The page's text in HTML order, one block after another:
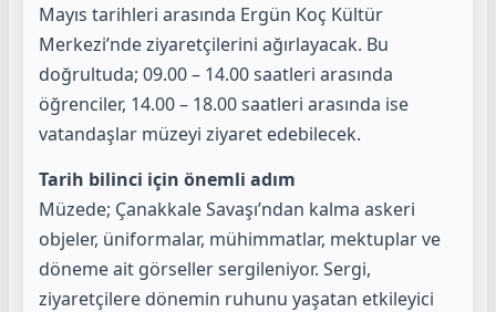
Mayıs tarihleri arasında Ergün Koç Kültür
Merkezi’nde ziyaretçilerini ağırlayacak. Bu
doğrultuda; 09.00 – 14.00 saatleri arasında
öğrenciler, 14.00 – 18.00 saatleri arasında ise
vatandaşlar müzeyi ziyaret edebilecek.
Tarih bilinci için önemli adım
Müzede; Çanakkale Savaşı’ndan kalma askeri
objeler, üniformalar, mühimmatlar, mektuplar ve
döneme ait görseller sergileniyor. Sergi,
ziyaretçilere dönemin ruhunu yaşatan etkileyici